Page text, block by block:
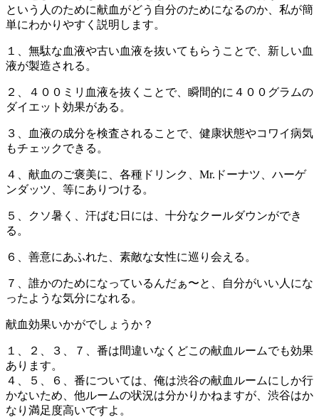
という人のために献血がどう自分のためになるのか、私が簡
単にわかりやすく説明します。
１、無駄な血液や古い血液を抜いてもらうことで、新しい血
液が製造される。
２、４００ミリ血液を抜くことで、瞬間的に４００グラムの
ダイエット効果がある。
３、血液の成分を検査されることで、健康状態やコワイ病気
もチェックできる。
４、献血のご褒美に、各種ドリンク、Mr.ドーナツ、ハーゲ
ンダッツ、等にありつける。
５、クソ暑く、汗ばむ日には、十分なクールダウンができ
る。
６、善意にあふれた、素敵な女性に巡り会える。
７、誰かのためになっているんだぁ〜と、自分がいい人にな
ったような気分になれる。
献血効果いかがでしょうか？
１、２、３、７、番は間違いなくどこの献血ルームでも効果
あります。
４、５、６、番については、俺は渋谷の献血ルームにしか行
かないため、他ルームの状況は分かりかねますが、渋谷はか
なり満足度高いですよ。